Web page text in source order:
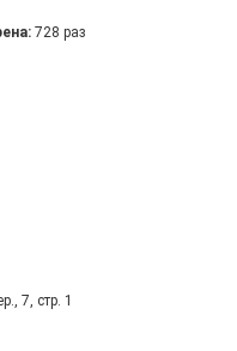
728 раз
7, стр. 1